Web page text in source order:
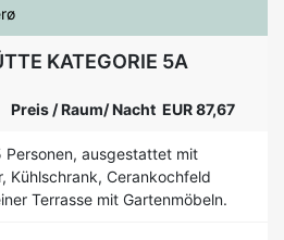
KATEGORIE 5A
Preis / Raum/ Nacht EUR 87,67
ausgestattet mit
Kühlschrank, Cerankochfeld
Terrasse mit Gartenmöbeln.